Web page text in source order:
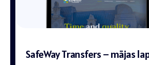
SafeWay Transfers – mājas